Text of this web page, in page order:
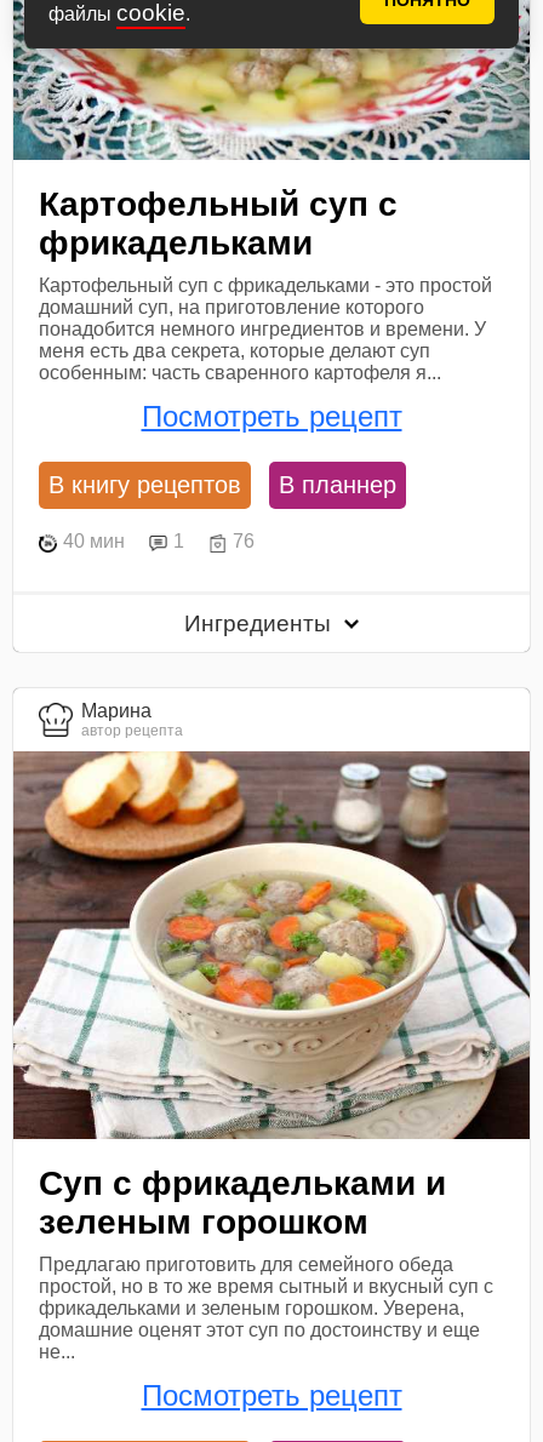
файлы cookie.
Картофельный суп с
фрикадельками
Картофельный суп с фрикадельками - это простой
домашний суп, на приготовление которого
понадобится немного ингредиентов и времени. У
меня есть два секрета, которые делают суп
особенным: часть сваренного картофеля я...
Посмотреть рецепт
В книгу рецептов В планнер
40 мин 1 76
Ингредиенты
Марина
автор рецепта
Суп с фрикадельками и
зеленым горошком
Предлагаю приготовить для семейного обеда
простой, но в то же время сытный и вкусный суп с
фрикадельками и зеленым горошком. Уверена,
домашние оценят этот суп по достоинству и еще
не...
Посмотреть рецепт